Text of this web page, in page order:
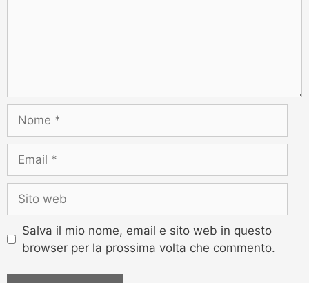
Salva il mio nome, email e sito web in questo
browser per la prossima volta che commento.